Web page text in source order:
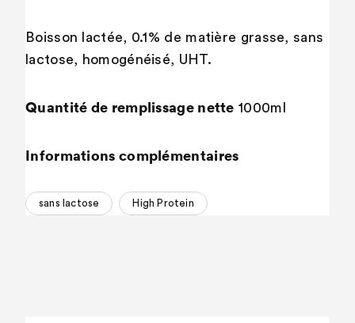
Boisson lactée, 0.1% de matière grasse, sans
lactose, homogénéisé, UHT.
Quantité de remplissage nette 1000ml
Informations complémentaires
sans lactose High Protein